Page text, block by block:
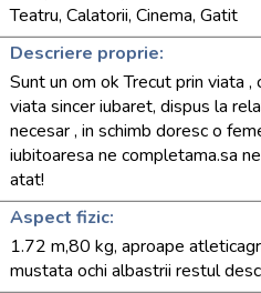
Teatru, Calatorii, Cinema, Gatit
Descriere proprie:
Sunt un om ok Trecut prin viata
viata sincer iubaret, dispus la
necesar , in schimb doresc o
iubitoaresa ne completama.sa
atat!
Aspect fizic:
1.72 m,80 kg, aproape
mustata ochi albastrii restul